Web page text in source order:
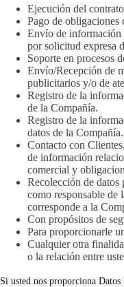
Ejecución del
Pago de obligaciones
Envío de información
por solicitud expresa
Soporte en procesos
Envío/Recepción de
publicitarios y/o de
Registro de la
de la Compañía.
Registro de la
datos de la Compañía.
Contacto con
de información
comercial y
Recolección de datos
como responsable de
corresponde a la
Con propósitos de
Para proporcionarle
Cualquier otra
o la relación entre
Si usted nos proporciona